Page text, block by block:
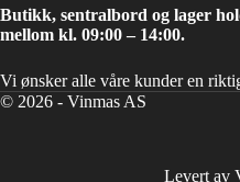
Butikk, sentralbord og lager
mellom kl. 09:00 – 14:00.
Vi ønsker alle våre kunder en
© 2026 - Vinmas AS
Levert av